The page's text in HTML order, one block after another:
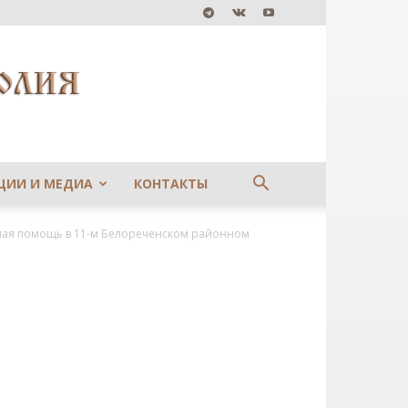
И МЕДИА КОНТАКТЫ
помощь в 11-м Белореченском районном